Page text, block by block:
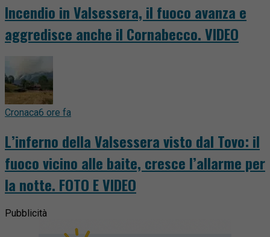
Incendio in Valsessera, il fuoco avanza e
aggredisce anche il Cornabecco. VIDEO
Cronaca6 ore fa
L’inferno della Valsessera visto dal Tovo: il
fuoco vicino alle baite, cresce l’allarme per
la notte. FOTO E VIDEO
Pubblicità